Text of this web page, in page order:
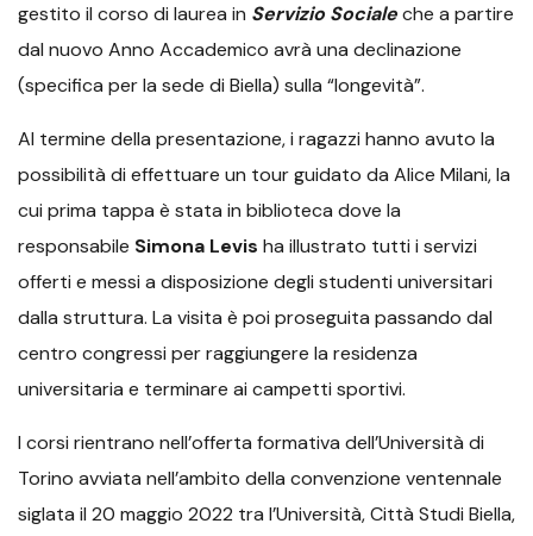
gestito il corso di laurea in Servizio Socialeche a partire
dal nuovo Anno Accademico avrà una declinazione
(specifica per la sede di Biella) sulla “longevità”.
Al termine della presentazione, i ragazzi hanno avuto la
possibilità di effettuare un tour guidato da Alice Milani, la
cui prima tappa è stata in biblioteca dove la
responsabile Simona Levis ha illustrato tutti i servizi
offerti e messi a disposizione degli studenti universitari
dalla struttura. La visita è poi proseguita passando dal
centro congressi per raggiungere la residenza
universitaria e terminare ai campetti sportivi.
I corsi rientrano nell’offerta formativa dell’Università di
Torino avviata nell’ambito della convenzione ventennale
siglata il 20 maggio 2022 tra l’Università, Città Studi Biella,